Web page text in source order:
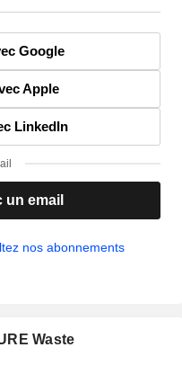
Google
Apple
LinkedIn
email
nos abonnements
Waste